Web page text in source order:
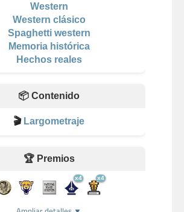
Western
Western clásico
Spaghetti western
Memoria histórica
Hechos reales
📦 Contenido
🎬 Largometraje
🏆 Premios
x4 x4